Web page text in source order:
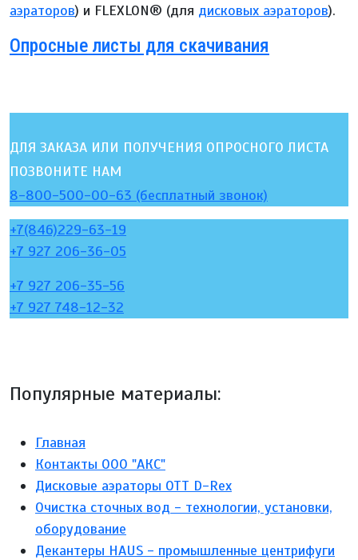
аэраторов) и FLEXLON® (для дисковых аэраторов).
Опросные листы для скачивания
ДЛЯ ЗАКАЗА ИЛИ ПОЛУЧЕНИЯ ОПРОСНОГО ЛИСТА
ПОЗВОНИТЕ НАМ
8-800-500-00-63 (бесплатный звонок)
+7(846)229-63-19
+7 927 206-36-05
+7 927 206-35-56
+7 927 748-12-32
Популярные материалы:
Главная
Контакты ООО "АКС"
Дисковые аэраторы ОТТ D-Rex
Очистка сточных вод - технологии, установки,
оборудование
Декантеры HAUS - промышленные центрифуги